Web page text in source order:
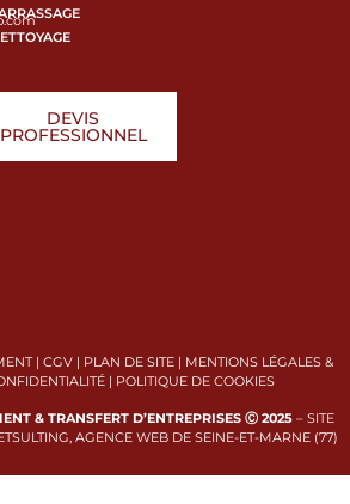
DEVIS
PROFESSIONNEL
| CGV| PLAN DE SITE| MENTIONS LÉGALES &
| POLITIQUE DE COOKIES
& TRANSFERT D’ENTREPRISES Ⓒ 2025– SITE
AGENCE WEB DE SEINE-ET-MARNE (77)